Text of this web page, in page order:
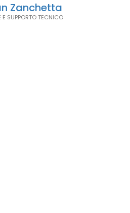
Zanchetta
E SUPPORTO TECNICO